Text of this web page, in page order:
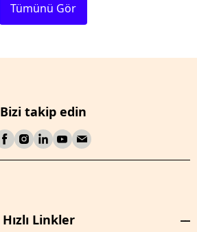
Tümünü Gör
Bizi takip edin
Hızlı Linkler